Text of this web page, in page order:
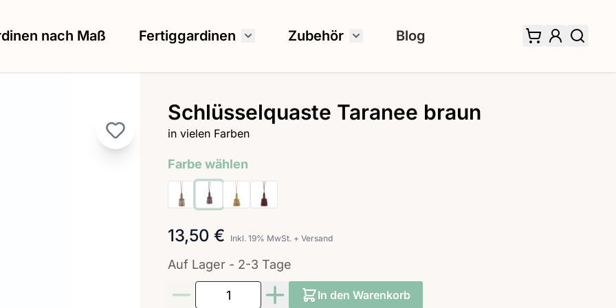
nach Maß Fertiggardinen
Untermenü für Fertiggardinen umschalten
Zubehör
Untermenü für Zubehör umschalten
Blog
Schlüsselquaste Taranee braun
in vielen Farben
Farbe wählen
13,50 € Inkl. 19% MwSt. + Versand
Auf Lager - 2-3 Tage
Menge
In den Warenkorb